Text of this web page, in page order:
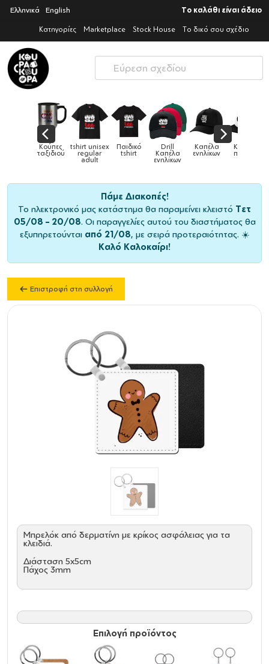
Ελληνικά English Το καλάθι είναι άδειο
Κατηγορίες Marketplace Stock House Το δικό σου σχέδιο
Drill
Καπέλα
Καπέλα
ενηλίκων
Καπέλα
παιδικά Κούπες Κούπες
ειδικές
Πάμε Διακοπές!
Το ηλεκτρονικό μας κατάστημα θα παραμείνει κλειστό Τετ
05/08 – 20/08. Οι παραγγελίες αυτού του διαστήματος θα
εξυπηρετούνται από 21/08, με σειρά προτεραιότητας. ☀️
Καλό Καλοκαίρι!
Επιστροφή στη συλλογή
Mπρελόκ από δερματίνη με κρίκος ασφάλειας για τα
κλειδιά.
Διάσταση 5x5cm
Πάχος 3mm
Επιλογή προϊόντος